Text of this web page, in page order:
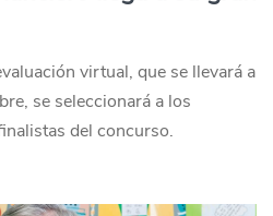
virtual, que se llevará a
se seleccionará a los
del concurso.